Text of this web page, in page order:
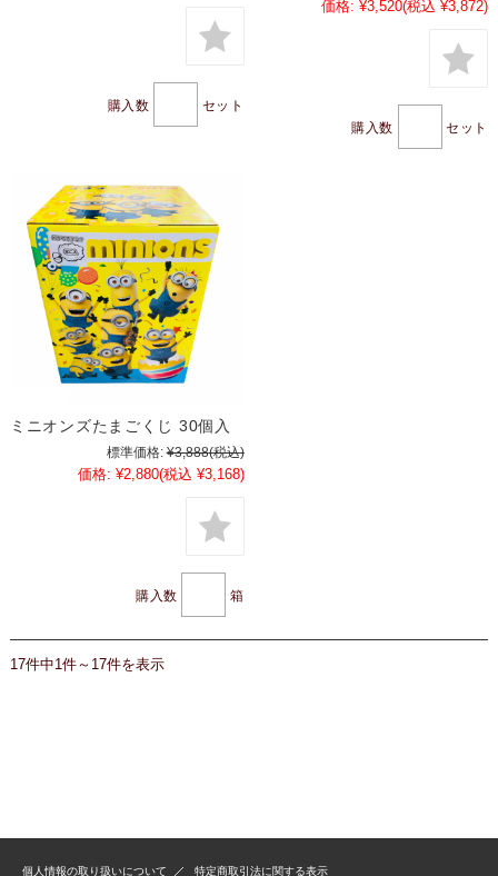
購入数 セット
価格: ¥3,520(税込 ¥3,872)
購入数 セット
ミニオンズたまごくじ 30個入
標準価格: ¥3,888(税込)
価格: ¥2,880(税込 ¥3,168)
購入数 箱
17件中1件～17件を表示
個人情報の取り扱いについて 特定商取引法に関する表示